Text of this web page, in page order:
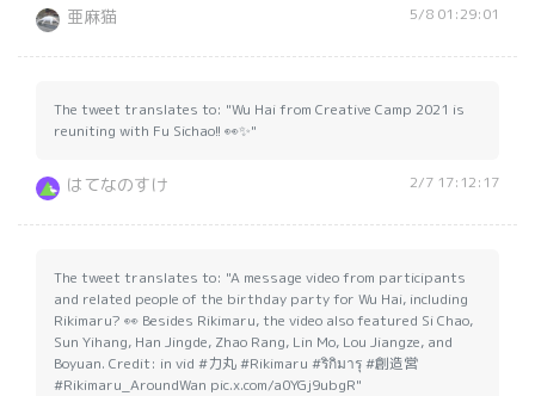
亜麻猫 5/8 01:29:01
The tweet translates to: "Wu Hai from Creative Camp 2021 is
reuniting with Fu Sichao!! 👀✨"
はてなのすけ 2/7 17:12:17
The tweet translates to: "A message video from participants
and related people of the birthday party for Wu Hai, including
Rikimaru? 👀 Besides Rikimaru, the video also featured Si Chao,
Sun Yihang, Han Jingde, Zhao Rang, Lin Mo, Lou Jiangze, and
Boyuan. Credit: in vid #力丸 #Rikimaru #ริกิมารุ #創造営
#Rikimaru_AroundWan pic.x.com/a0YGj9ubgR"